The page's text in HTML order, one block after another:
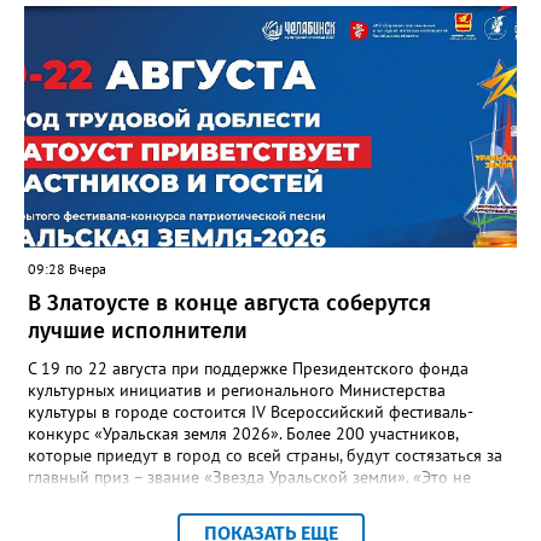
отметили и недочёты. «Например, управляющие компании
несвоевременно приняли меры для предотвращения
“перемерзания” общей домовой тепловой сети
многоквартирного дома, отсутствовало взаимодействие с
ресурсоснабжающей организацией, ЕДДС и иными службами»,
— сообщила начальник Главного управления ГЖИ Ирина
Настенко. В следующий раз, рекомендовали в
Госжилинспекции, службы должны действовать слаженно. И
оперативно делиться информацией со всеми
заинтересованными – от поставщика тепла до конечных
потребителей.
09:28 Вчера
В Златоусте в конце августа соберутся
лучшие исполнители
С 19 по 22 августа при поддержке Президентского фонда
культурных инициатив и регионального Министерства
культуры в городе состоится IV Всероссийский фестиваль-
конкурс «Уральская земля 2026». Более 200 участников,
которые приедут в город со всей страны, будут состязаться за
главный приз – звание «Звезда Уральской земли». «Это не
прослушивания участников, мастер-классы от ведущих
ПОКАЗАТЬ ЕЩЕ